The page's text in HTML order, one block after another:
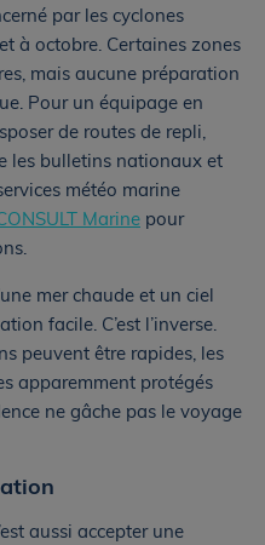
par les cyclones
à octobre. Certaines zones
mais aucune préparation
Pour un équipage en
de routes de repli,
les bulletins nationaux et
météo marine
Marine pour
mer chaude et un ciel
facile. C’est l’inverse.
peuvent être rapides, les
apparemment protégés
ne gâche pas le voyage
aussi accepter une